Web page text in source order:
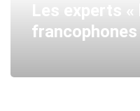
Les experts
francophones